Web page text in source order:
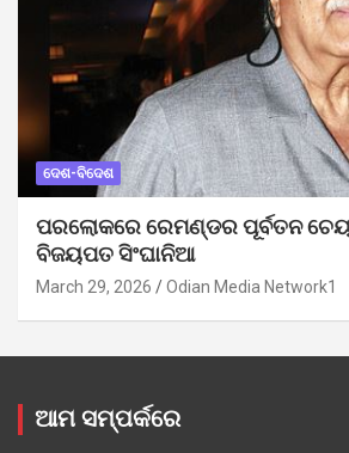
ଦେଶ-ବିଦେଶ
ପରଲୋକରେ ରେମଣ୍ଡର ପୂର୍ବତନ
ବିଜୟପତ ସିଂଘାନିଆ
March 29, 2026 Odian Media Network1
ଆମ ସମ୍ପର୍କରେ